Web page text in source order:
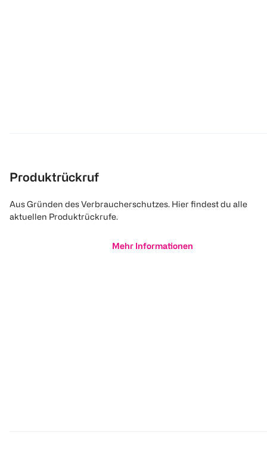
Produktrückruf
Aus Gründen des Verbraucherschutzes. Hier findest du alle
aktuellen Produktrückrufe.
Mehr Informationen